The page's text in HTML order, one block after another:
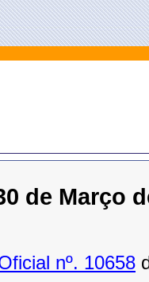
de Março
nº. 10658